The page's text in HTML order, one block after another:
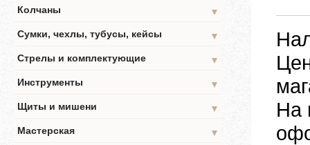
Колчаны
▼
Сумки, чехлы, тубусы, кейсы
▼
Стрелы и комплектующие
▼
Инструменты
▼
Щиты и мишени
▼
Мастерская
▼
На